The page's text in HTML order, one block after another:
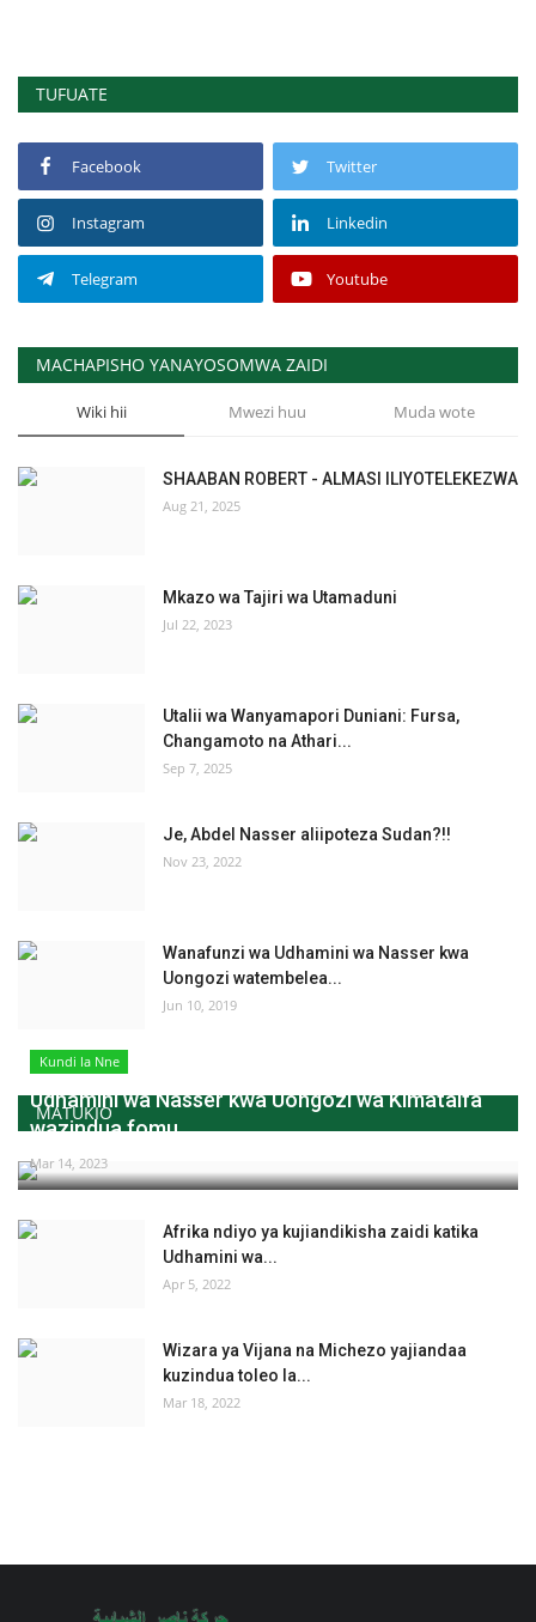
TUFUATE
Facebook Twitter
Instagram Linkedin
Telegram Youtube
MACHAPISHO YANAYOSOMWA ZAIDI
Wiki hii Mwezi huu Muda wote
SHAABAN ROBERT - ALMASI ILIYOTELEKEZWA
Aug 21, 2025
Mkazo wa Tajiri wa Utamaduni
Jul 22, 2023
Utalii wa Wanyamapori Duniani: Fursa,
Changamoto na Athari...
Sep 7, 2025
Je, Abdel Nasser aliipoteza Sudan?!!
Nov 23, 2022
Wanafunzi wa Udhamini wa Nasser kwa
Uongozi watembelea...
Jun 10, 2019
MATUKIO
Kundi la Nne
Udhamini wa Nasser kwa Uongozi wa Kimataifa
wazindua fomu...
Mar 14, 2023
Afrika ndiyo ya kujiandikisha zaidi katika
Udhamini wa...
Apr 5, 2022
Wizara ya Vijana na Michezo yajiandaa
kuzindua toleo la...
Mar 18, 2022